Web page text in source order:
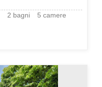
2 bagni 5 camere